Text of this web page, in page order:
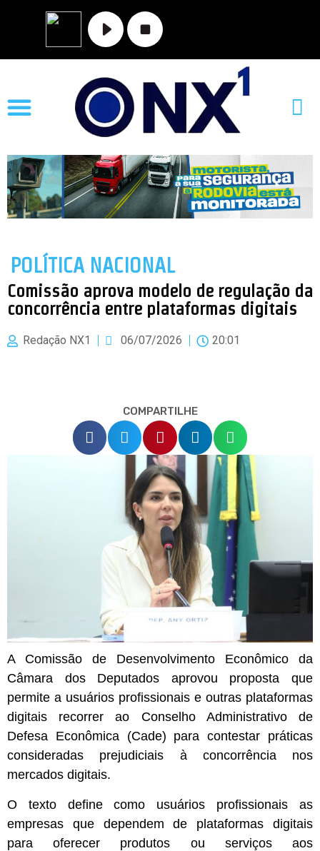
POLÍTICA NACIONAL
Comissão aprova modelo de regulação da
concorrência entre plataformas digitais
Redação NX1 06/07/2026 20:01
COMPARTILHE
A Comissão de Desenvolvimento Econômico da
Câmara dos Deputados aprovou proposta que
permite a usuários profissionais e outras plataformas
digitais recorrer ao Conselho Administrativo de
Defesa Econômica (Cade) para contestar práticas
consideradas prejudiciais à concorrência nos
mercados digitais.
O texto define como usuários profissionais as
empresas que dependem de plataformas digitais
para oferecer produtos ou serviços aos